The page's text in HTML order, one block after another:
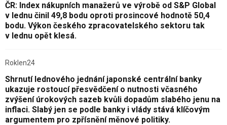
ČR: Index nákupních manažerů ve výrobě od S&P Global
v lednu činil 49,8 bodu oproti prosincové hodnotě 50,4
bodu. Výkon českého zpracovatelského sektoru tak
v lednu opět klesá.
Roklen24
Shrnutí lednového jednání japonské centrální banky
ukazuje rostoucí přesvědčení o nutnosti včasného
zvýšení úrokových sazeb kvůli dopadům slabého jenu na
inflaci. Slabý jen se podle banky i vlády stává klíčovým
argumentem pro zpřísnění měnové politiky.